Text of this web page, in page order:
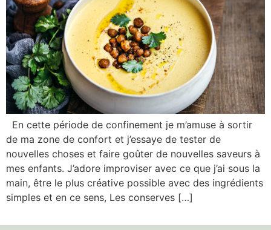
En cette période de confinement je m’amuse à sortir
de ma zone de confort et j’essaye de tester de
nouvelles choses et faire goûter de nouvelles saveurs à
mes enfants. J’adore improviser avec ce que j’ai sous la
main, être le plus créative possible avec des ingrédients
simples et en ce sens, Les conserves […]